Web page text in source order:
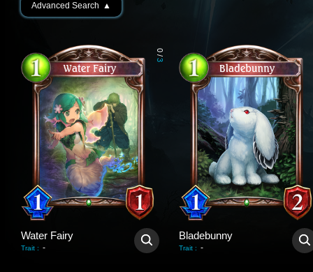
Advanced Search ▲
0
/
3
Water Fairy
Trait : -
Bladebunny
Trait : -